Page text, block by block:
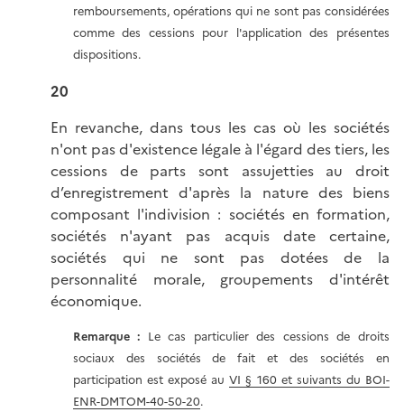
remboursements, opérations qui ne sont pas considérées
comme des cessions pour l'application des présentes
dispositions.
20
En revanche, dans tous les cas où les sociétés
n'ont pas d'existence légale à l'égard des tiers, les
cessions de parts sont assujetties au droit
d’enregistrement d'après la nature des biens
composant l'indivision : sociétés en formation,
sociétés n'ayant pas acquis date certaine,
sociétés qui ne sont pas dotées de la
personnalité morale, groupements d'intérêt
économique.
Remarque : Le cas particulier des cessions de droits
sociaux des sociétés de fait et des sociétés en
participation est exposé auVI § 160 et suivants du BOI-
ENR-DMTOM-40-50-20.